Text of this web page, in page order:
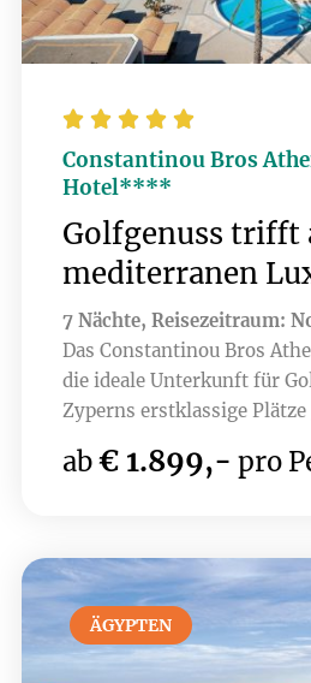
    
Constantinou Bros
Hotel****
Golfgenuss trifft
mediterranen
7 Nächte, Reisezeitraum:
Das Constantinou Bros
die ideale Unterkunft für
Zyperns erstklassige Plätze
Top-Golfplätze wie Elea,
ein Spa und erstklassige
für Erholung nach einer
ab€ 1.899,- pro
ÄGYPTEN